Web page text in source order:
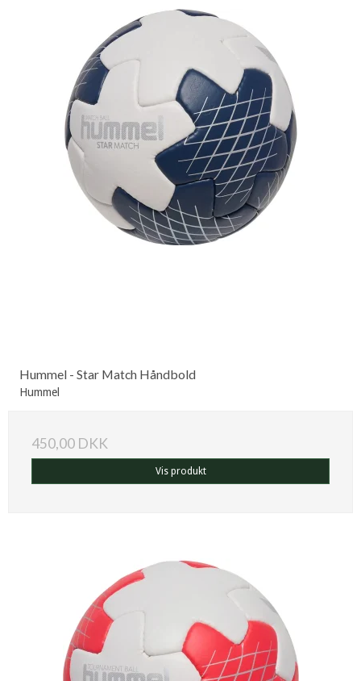
Hummel - Star Match Håndbold
Hummel
450,00 DKK
Vis produkt